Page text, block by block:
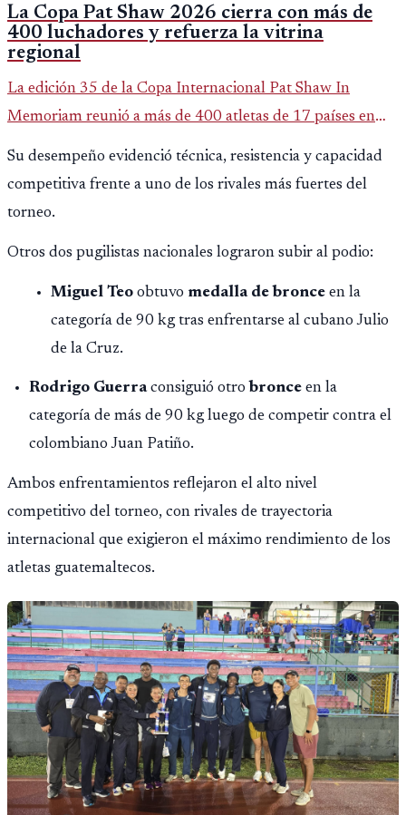
La Copa Pat Shaw 2026 cierra con más de
400 luchadores y refuerza la vitrina
regional
La edición 35 de la Copa Internacional Pat Shaw In
Memoriam reunió a más de 400 atletas de 17 países en
Guatemala y dejó una participación destacada de la
delegación nacional, según el balance oficial de CDAG.
Su desempeño evidenció técnica, resistencia y capacidad
competitiva frente a uno de los rivales más fuertes del
torneo.
Otros dos pugilistas nacionales lograron subir al podio:
Miguel Teo obtuvo medalla de bronce en la
categoría de 90 kg tras enfrentarse al cubano Julio
de la Cruz.
Rodrigo Guerraconsiguió otro bronce en la
categoría de más de 90 kg luego de competir contra el
colombiano Juan Patiño.
Ambos enfrentamientos reflejaron el alto nivel
competitivo del torneo, con rivales de trayectoria
internacional que exigieron el máximo rendimiento de los
atletas guatemaltecos.